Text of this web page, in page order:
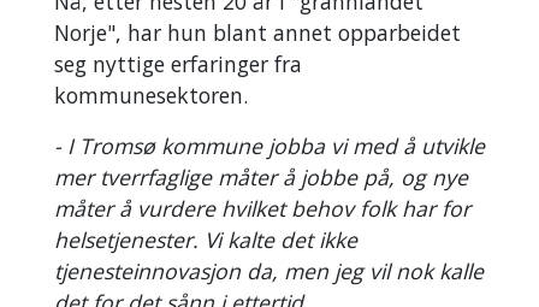
Norje", har hun blant annet opparbeidet
seg nyttige erfaringer fra
kommunesektoren.
- I Tromsø kommune jobba vi med å utvikle
mer tverrfaglige måter å jobbe på, og nye
måter å vurdere hvilket behov folk har for
helsetjenester. Vi kalte det ikke
tjenesteinnovasjon da, men jeg vil nok kalle